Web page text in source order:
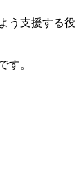
う支援する役
す。